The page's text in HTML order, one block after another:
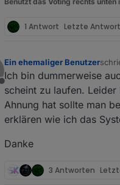
1 Antwort Letzte Antwort
Offline
Ein ehemaliger Benutzer
Ich bin dummerweise
scheint zu laufen.
Ahnung hat sollte man
erklären wie ich das
Danke
3 Antworten